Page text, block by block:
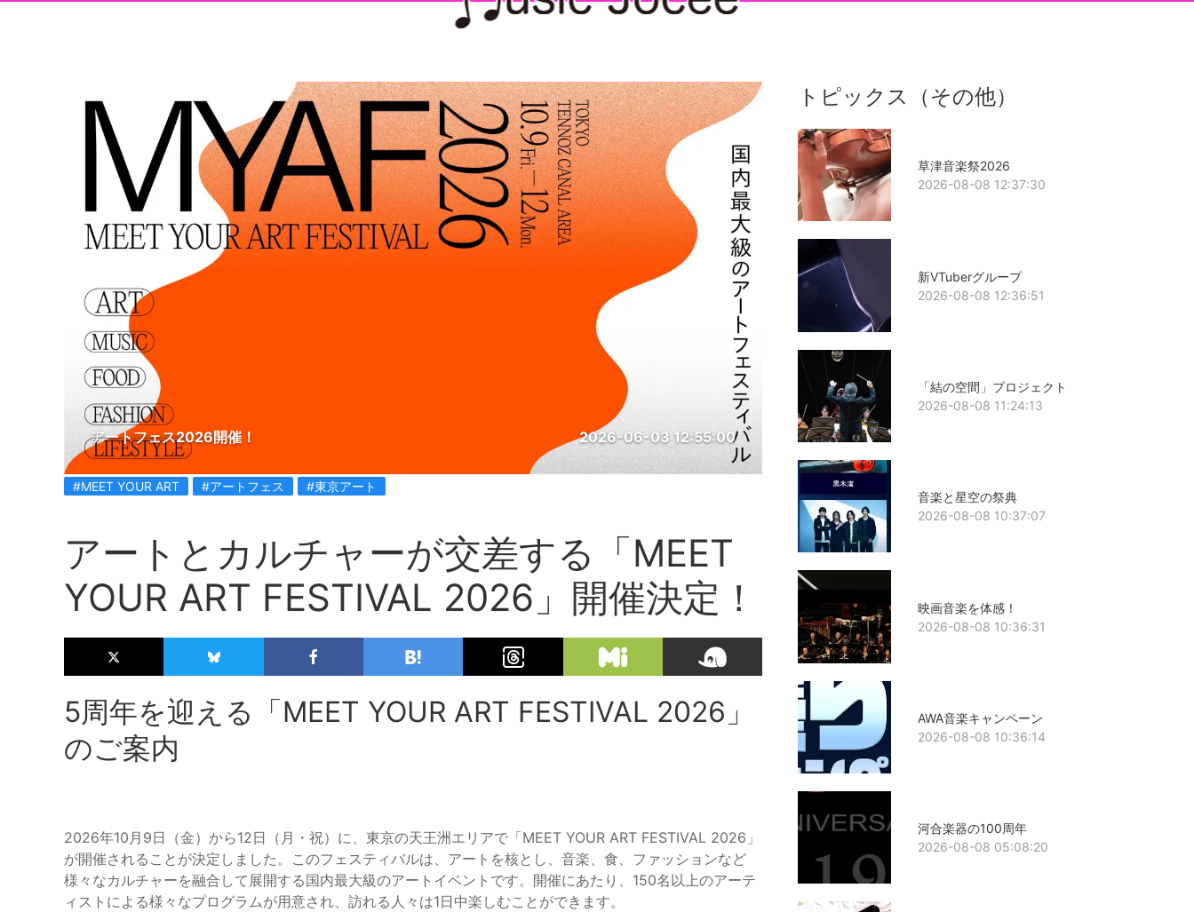
アートフェス2026開催！ 2026-06-03 12:55:00
#MEET YOUR ART #アートフェス #東京アート
アートとカルチャーが交差する「MEET
YOUR ART FESTIVAL 2026」開催決定！
5周年を迎える「MEET YOUR ART FESTIVAL 2026」
のご案内
2026年10月9日（金）から12日（月・祝）に、東京の天王洲エリアで「MEET YOUR ART FESTIVAL 2026」
が開催されることが決定しました。このフェスティバルは、アートを核とし、音楽、食、ファッションなど
様々なカルチャーを融合して展開する国内最大級のアートイベントです。開催にあたり、150名以上のアーテ
ィストによる様々なプログラムが用意され、訪れる人々は1日中楽しむことができます。
トピックス（その他）
草津音楽祭2026
2026-08-08 12:37:30
新VTuberグループ
2026-08-08 12:36:51
「結の空間」プロジェクト
2026-08-08 11:24:13
音楽と星空の祭典
2026-08-08 10:37:07
映画音楽を体感！
2026-08-08 10:36:31
AWA音楽キャンペーン
2026-08-08 10:36:14
河合楽器の100周年
2026-08-08 05:08:20